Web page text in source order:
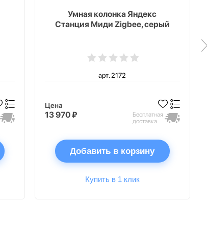
Умная колонка Яндекс
Станция Миди Zigbee, серый
арт. 2172
Цена
13 970 ₽
Бесплатная
доставка
Добавить в корзину
Купить в 1 клик